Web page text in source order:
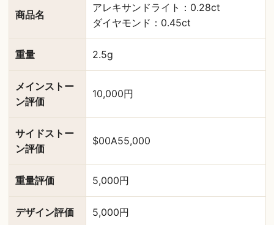
商品名
アレキサンドライト：0.28ct
ダイヤモンド：0.45ct
重量 2.5g
メインストー
ン評価
10,000円
サイドストー
ン評価
$00A55,000
重量評価 5,000円
デザイン評価 5,000円